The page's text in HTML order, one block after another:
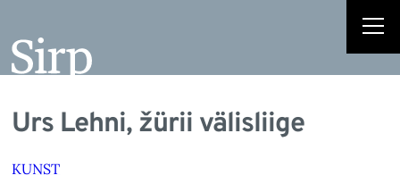
Urs Lehni, žürii välisliige
KUNST